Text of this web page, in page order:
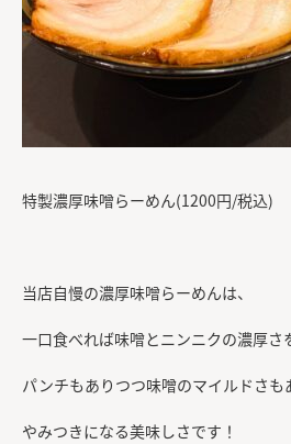
特製濃厚味噌らーめん(1200円/税込)
当店自慢の濃厚味噌らーめんは、
一口食べれば味噌とニンニクの濃厚さ
パンチもありつつ味噌のマイルドさも
やみつきになる美味しさです！